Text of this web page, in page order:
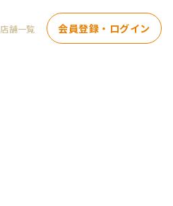
店舗一覧 会員登録・ログイン